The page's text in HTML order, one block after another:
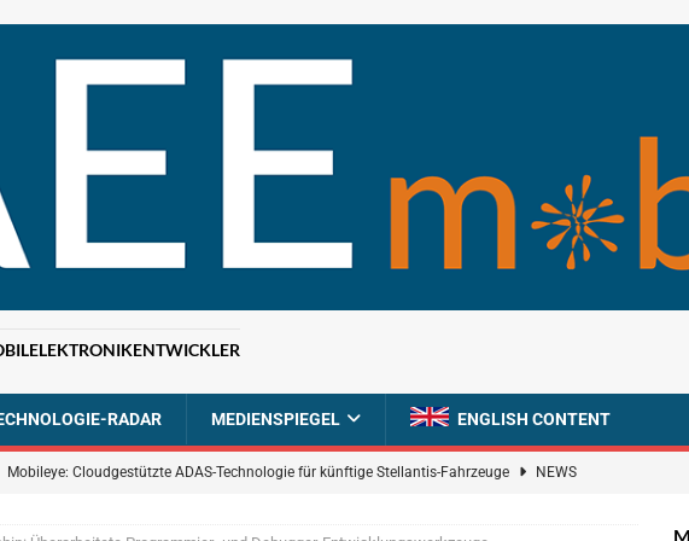
RADAR MEDIENSPIEGEL ENGLISH CONTENT
Mobileye: Cloudgestützte ADAS-Technologie für künftige Stellantis-Fahrzeuge NEWS